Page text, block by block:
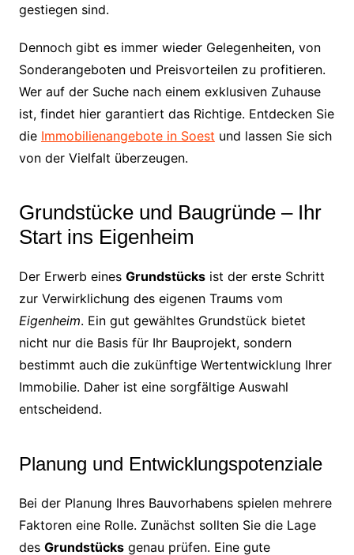
gestiegen sind.
Dennoch gibt es immer wieder Gelegenheiten, von
Sonderangeboten und Preisvorteilen zu profitieren.
Wer auf der Suche nach einem exklusiven Zuhause
ist, findet hier garantiert das Richtige. Entdecken Sie
die Immobilienangebote in Soest und lassen Sie sich
von der Vielfalt überzeugen.
Grundstücke und Baugründe – Ihr
Start ins Eigenheim
Der Erwerb eines Grundstücksist der erste Schritt
zur Verwirklichung des eigenen Traums vom
Eigenheim. Ein gut gewähltes Grundstück bietet
nicht nur die Basis für Ihr Bauprojekt, sondern
bestimmt auch die zukünftige Wertentwicklung Ihrer
Immobilie. Daher ist eine sorgfältige Auswahl
entscheidend.
Planung und Entwicklungspotenziale
Bei der Planung Ihres Bauvorhabens spielen mehrere
Faktoren eine Rolle. Zunächst sollten Sie die Lage
des Grundstücksgenau prüfen. Eine gute